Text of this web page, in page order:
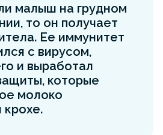
малыш на грудном
то он получает
Ее иммунитет
с вирусом,
и выработал
которые
молоко